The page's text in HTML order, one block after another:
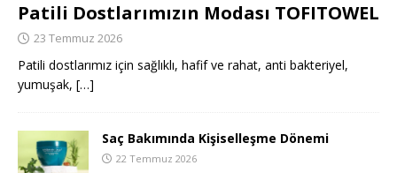
Patili Dostlarımızın Modası TOFITOWEL
23 Temmuz 2026
Patili dostlarımız için sağlıklı, hafif ve rahat, anti bakteriyel,
yumuşak, […]
Saç Bakımında Kişiselleşme Dönemi
22 Temmuz 2026